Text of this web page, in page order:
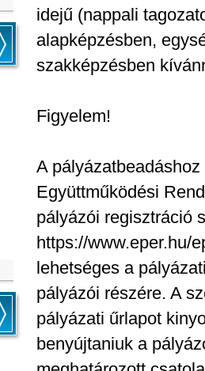
idejű (nappali
alapképzésben,
szakképzésben
Figyelem!
A
Együttműködési
pályázói regisztráció
https://www.eper.hu/
lehetséges a
pályázói részére. A
pályázati űrlapot
benyújtaniuk a